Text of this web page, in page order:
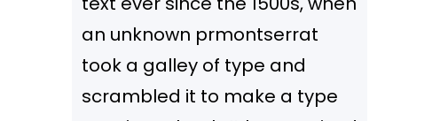
an unknown prmontserrat
took a galley of type and
scrambled it to make a type